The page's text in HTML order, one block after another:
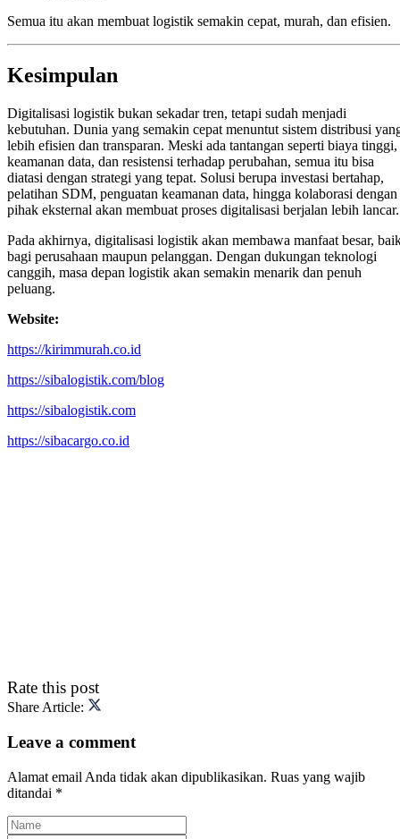
Semua itu akan membuat logistik semakin cepat, murah, dan efisien.
Kesimpulan
Digitalisasi logistik bukan sekadar tren, tetapi sudah menjadi
kebutuhan. Dunia yang semakin cepat menuntut sistem distribusi
lebih efisien dan transparan. Meski ada tantangan seperti biaya tinggi,
keamanan data, dan resistensi terhadap perubahan, semua itu bisa
diatasi dengan strategi yang tepat. Solusi berupa investasi bertahap,
pelatihan SDM, penguatan keamanan data, hingga kolaborasi dengan
pihak eksternal akan membuat proses digitalisasi berjalan lebih lancar.
Pada akhirnya, digitalisasi logistik akan membawa manfaat besar,
bagi perusahaan maupun pelanggan. Dengan dukungan teknologi
canggih, masa depan logistik akan semakin menarik dan penuh
peluang.
Website:
https://kirimmurah.co.id
https://sibalogistik.com/blog
https://sibalogistik.com
https://sibacargo.co.id
Rate this post
Share Article:
Leave a comment
Alamat email Anda tidak akan dipublikasikan. Ruas yang wajib
ditandai *